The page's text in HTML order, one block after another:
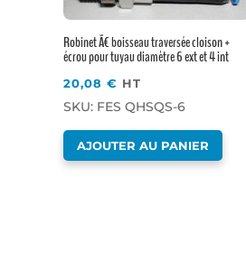
Robinet Ã€ boisseau traversée cloison +
écrou pour tuyau diamètre 6 ext et 4 int
20,08€ HT
SKU: FES QHSQS-6
AJOUTER AU PANIER